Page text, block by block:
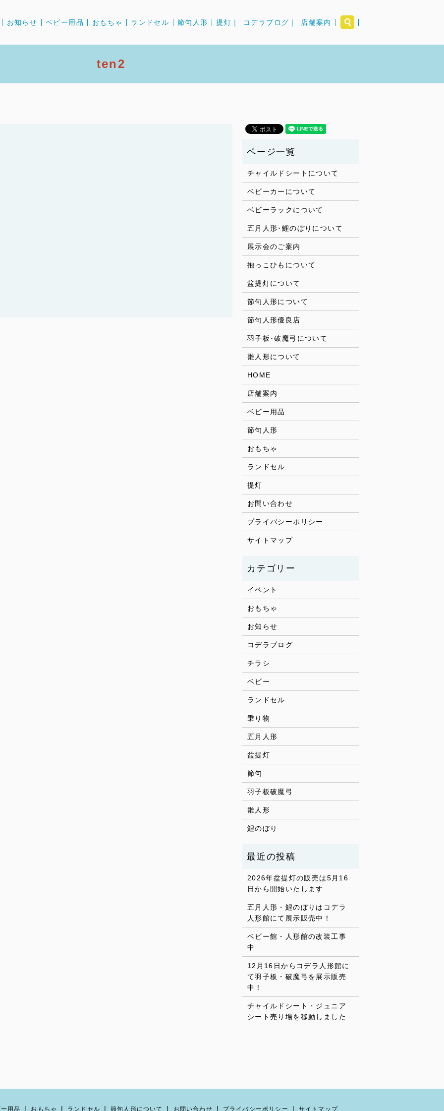
お知らせ ベビー用品 おもちゃ ランドセル 節句人形 提灯｜ コデラブログ｜ 店舗案内
ten2
チャイルドシートについて
ベビーカーについて
ベビーラックについて
五月人形･鯉のぼりについて
展示会のご案内
抱っこひもについて
盆提灯について
節句人形について
節句人形優良店
羽子板･破魔弓について
雛人形について
HOME
店舗案内
ベビー用品
節句人形
おもちゃ
ランドセル
提灯
お問い合わせ
プライバシーポリシー
サイトマップ
イベント
おもちゃ
お知らせ
コデラブログ
チラシ
ベビー
ランドセル
乗り物
五月人形
盆提灯
節句
羽子板破魔弓
雛人形
鯉のぼり
2026年盆提灯の販売は5月16
日から開始いたします
五月人形・鯉のぼりはコデラ
人形館にて展示販売中！
ベビー館・人形館の改装工事
中
12月16日からコデラ人形館に
て羽子板・破魔弓を展示販売
中！
チャイルドシート・ジュニア
シート売り場を移動しました
用品 おもちゃ ランドセル 節句人形について お問い合わせ プライバシーポリシー サイトマップ